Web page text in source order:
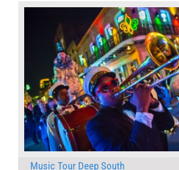
Music Tour Deep South